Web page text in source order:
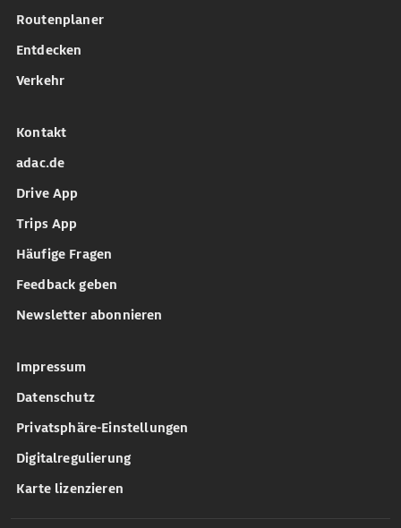
Routenplaner
Entdecken
Verkehr
Kontakt
adac.de
Drive App
Trips App
Häufige Fragen
Feedback geben
Newsletter abonnieren
Impressum
Datenschutz
Privatsphäre-Einstellungen
Digitalregulierung
Karte lizenzieren